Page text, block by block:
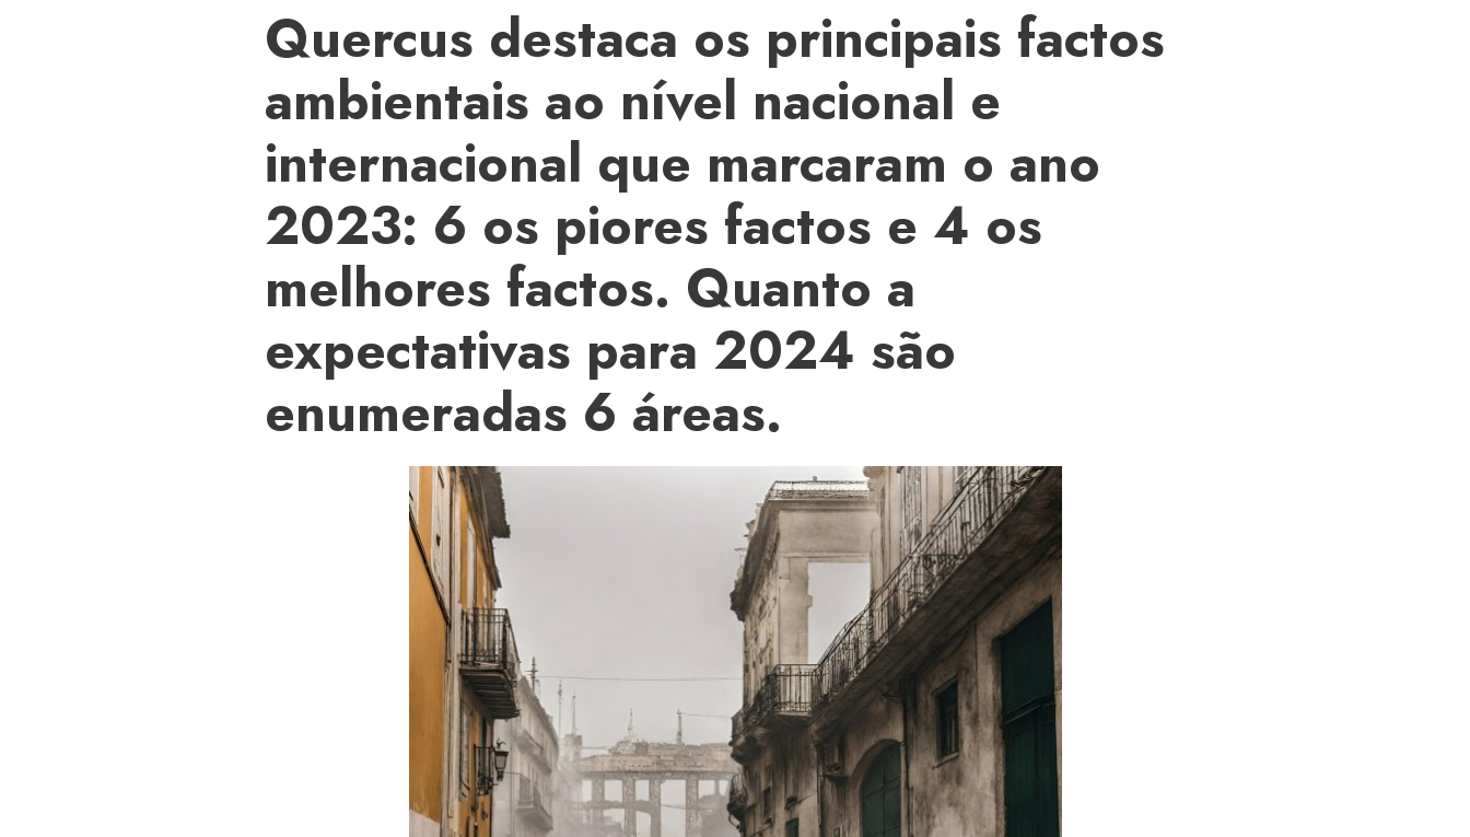
Quercus destaca os principais factos
ambientais ao nível nacional e
internacional que marcaram o ano
2023: 6 os piores factos e 4 os
melhores factos. Quanto a
expectativas para 2024 são
enumeradas 6 áreas.